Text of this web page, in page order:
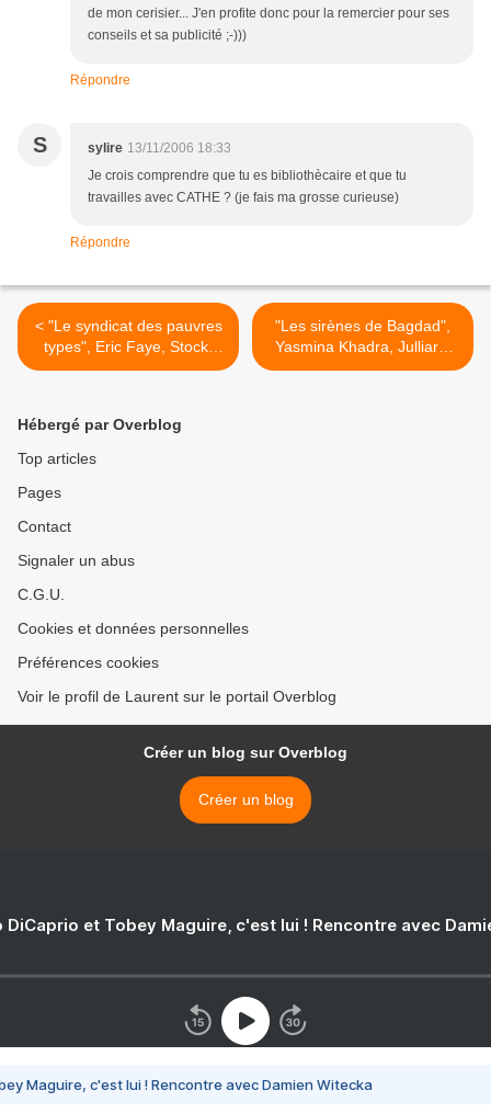
de mon cerisier... J'en profite donc pour la remercier pour ses
conseils et sa publicité ;-)))
Répondre
S sylire 13/11/2006 18:33
Je crois comprendre que tu es bibliothècaire et que tu
travailles avec CATHE ? (je fais ma grosse curieuse)
Répondre
< "Le syndicat des pauvres
types", Eric Faye, Stock,
2006
"Les sirènes de Bagdad",
Yasmina Khadra, Julliard,
2006 >
Hébergé par Overblog
Top articles
Pages
Contact
Signaler un abus
C.G.U.
Cookies et données personnelles
Préférences cookies
Voir le profil de Laurent sur le portail Overblog
Créer un blog sur Overblog
Créer un blog
DiCaprio et Tobey Maguire, c'est lui ! Rencontre avec
Maguire, c'est lui ! Rencontre avec Damien Witecka